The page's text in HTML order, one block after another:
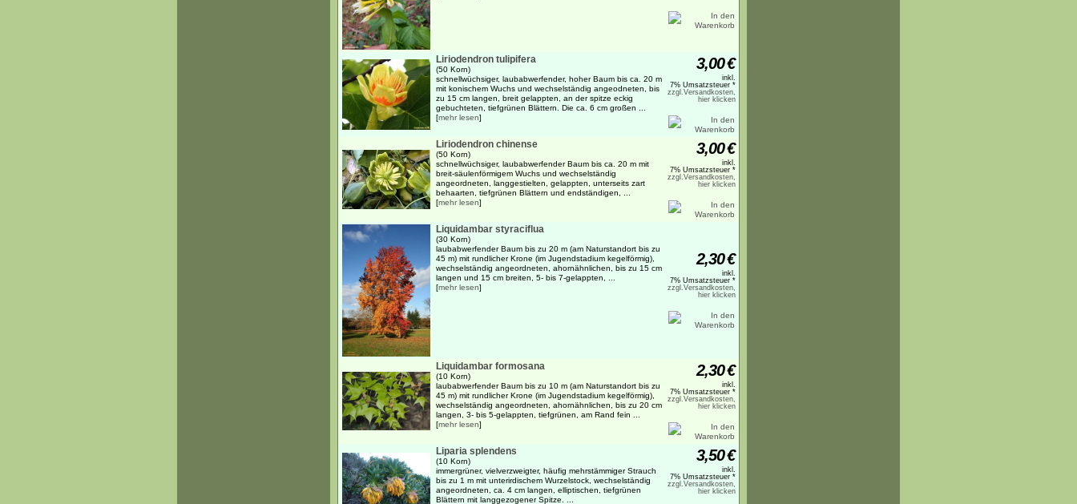
Liriodendron tulipifera
(50 Korn)
schnellwüchsiger, laubabwerfender, hoher Baum bis ca. 20 m
mit konischem Wuchs und wechselständig angeodneten, bis
zu 15 cm langen, breit gelappten, an der spitze eckig
gebuchteten, tiefgrünen Blättern. Die ca. 6 cm großen ...
[mehr lesen]
3,00€
inkl.
7% Umsatzsteuer *
zzgl.Versandkosten,
hier klicken
Liriodendron chinense
(50 Korn)
schnellwüchsiger, laubabwerfender Baum bis ca. 20 m mit
breit-säulenförmigem Wuchs und wechselständig
angeordneten, langgestielten, gelappten, unterseits zart
behaarten, tiefgrünen Blättern und endständigen, ...
[mehr lesen]
3,00€
inkl.
7% Umsatzsteuer *
zzgl.Versandkosten,
hier klicken
Liquidambar styraciflua
(30 Korn)
laubabwerfender Baum bis zu 20 m (am Naturstandort bis zu
45 m) mit rundlicher Krone (im Jugendstadium kegelförmig),
wechselständig angeordneten, ahornähnlichen, bis zu 15 cm
langen und 15 cm breiten, 5- bis 7-gelappten, ...
[mehr lesen]
2,30€
inkl.
7% Umsatzsteuer *
zzgl.Versandkosten,
hier klicken
Liquidambar formosana
(10 Korn)
laubabwerfender Baum bis zu 10 m (am Naturstandort bis zu
45 m) mit rundlicher Krone (im Jugendstadium kegelförmig),
wechselständig angeordneten, ahornähnlichen, bis zu 20 cm
langen, 3- bis 5-gelappten, tiefgrünen, am Rand fein ...
[mehr lesen]
2,30€
inkl.
7% Umsatzsteuer *
zzgl.Versandkosten,
hier klicken
Liparia splendens
(10 Korn)
immergrüner, vielverzweigter, häufig mehrstämmiger Strauch
bis zu 1 m mit unterirdischem Wurzelstock, wechselständig
angeordneten, ca. 4 cm langen, elliptischen, tiefgrünen
Blättern mit langgezogener Spitze. ...
3,50€
inkl.
7% Umsatzsteuer *
zzgl.Versandkosten,
hier klicken